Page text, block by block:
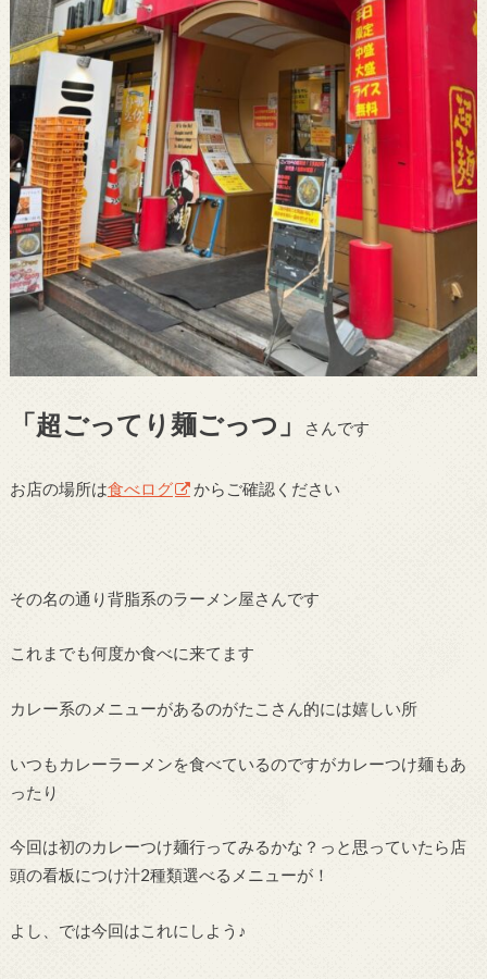
「超ごってり麺ごっつ」 さんです
お店の場所は食べログ からご確認ください
その名の通り背脂系のラーメン屋さんです
これまでも何度か食べに来てます
カレー系のメニューがあるのがたこさん的には嬉しい所
いつもカレーラーメンを食べているのですがカレーつけ麺もあ
ったり
今回は初のカレーつけ麺行ってみるかな？っと思っていたら店
頭の看板につけ汁2種類選べるメニューが！
よし、では今回はこれにしよう♪